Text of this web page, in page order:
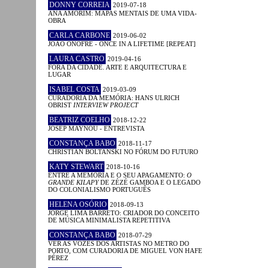
DONNY CORREIA 2019-07-18
ANA AMORIM: MAPAS MENTAIS DE UMA VIDA-
OBRA
CARLA CARBONE 2019-06-02
JOÃO ONOFRE - ONCE IN A LIFETIME [REPEAT]
LAURA CASTRO 2019-04-16
FORA DA CIDADE. ARTE E ARQUITECTURA E
LUGAR
ISABEL COSTA 2019-03-09
CURADORIA DA MEMÓRIA: HANS ULRICH
OBRIST INTERVIEW PROJECT
BEATRIZ COELHO 2018-12-22
JOSEP MAYNOU - ENTREVISTA
CONSTANÇA BABO 2018-11-17
CHRISTIAN BOLTANSKI NO FÓRUM DO FUTURO
KATY STEWART 2018-10-16
ENTRE A MEMÓRIA E O SEU APAGAMENTO: O
GRANDE KILAPYDE ZÉZÉ GAMBOA E O LEGADO
DO COLONIALISMO PORTUGUÊS
HELENA OSÓRIO 2018-09-13
JORGE LIMA BARRETO: CRIADOR DO CONCEITO
DE MÚSICA MINIMALISTA REPETITIVA
CONSTANÇA BABO 2018-07-29
VER AS VOZES DOS ARTISTAS NO METRO DO
PORTO, COM CURADORIA DE MIGUEL VON HAFE
PÉREZ